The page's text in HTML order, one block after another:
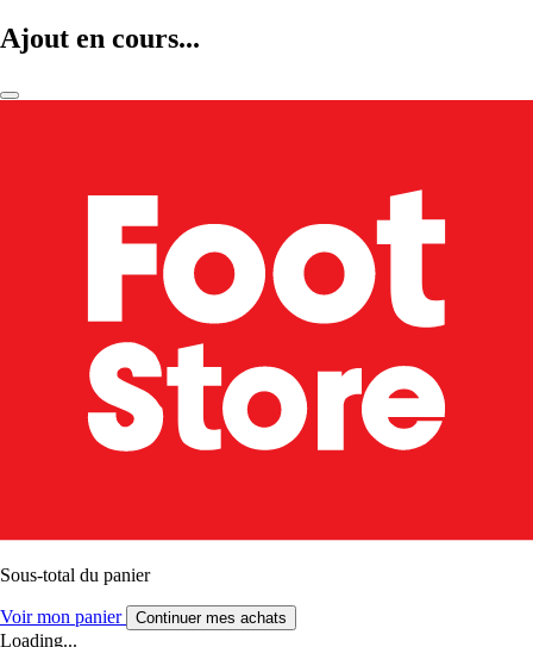
Ajout en cours...
Sous-total du panier
Voir mon panier Continuer mes achats
Loading...